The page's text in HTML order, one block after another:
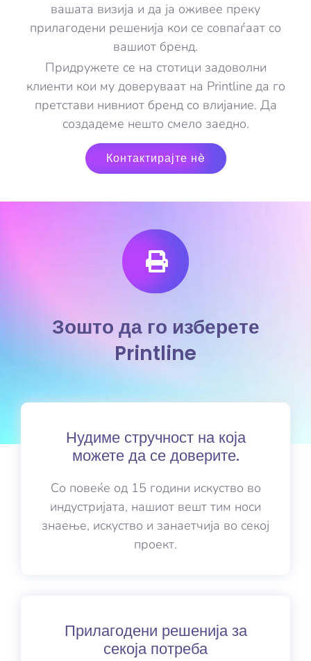
вашата визија и да ја оживее преку
прилагодени решенија кои се совпаѓаат со
вашиот бренд.
Придружете се на стотици задоволни
клиенти кои му доверуваат на Printline да го
претстави нивниот бренд со влијание. Да
создадеме нешто смело заедно.
Контактирајте нè
Зошто да го изберете
Printline
Нудиме стручност на која
можете да се доверите.
Со повеќе од 15 години искуство во
индустријата, нашиот вешт тим носи
знаење, искуство и занаетчија во секој
проект.
Прилагодени решенија за
секоја потреба